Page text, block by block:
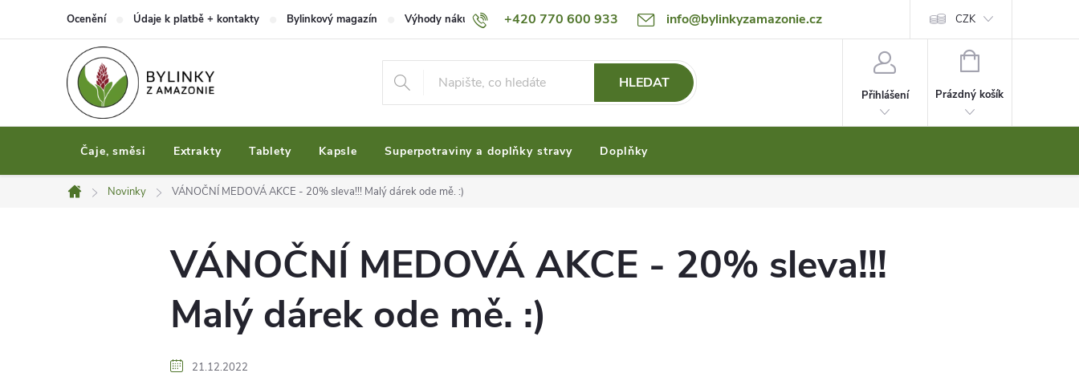
+420 770 600 933 info@bylinkyzamazonie.cz
Ocenění Údaje k platbě + kontakty Bylinkový magazín Výhody nákupu u nás Ceník dopravy Možnosti plateb Reklamace Obchodní podmínky Ochrana osobních údajů
CZK
HLEDAT
Přihlášení
NÁKUPNÍ
Prázdný košík
Čaje, směsi Extrakty Tablety Kapsle Superpotraviny a doplňky stravy Doplňky
Domů
Novinky VÁNOČNÍ MEDOVÁ AKCE - 20% sleva!!! Malý dárek ode mě. :)
VÁNOČNÍ MEDOVÁ AKCE - 20% sleva!!!
Malý dárek ode mě. :)
21.12.2022